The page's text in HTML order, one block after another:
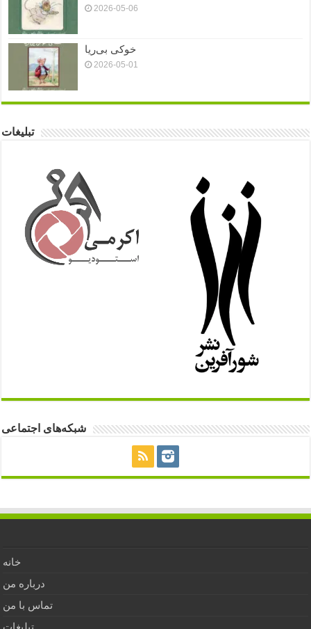
2026-05-06
خوکی بی‌ریا
2026-05-01
تبلیغات
شبکه‌های اجتماعی
خانه
درباره من
تماس با من
تبلیغات